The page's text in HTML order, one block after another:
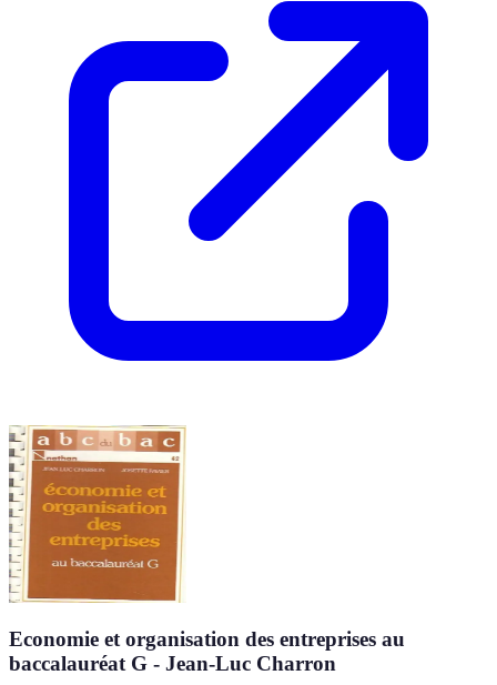
Economie et organisation des entreprises au
baccalauréat G - Jean-Luc Charron